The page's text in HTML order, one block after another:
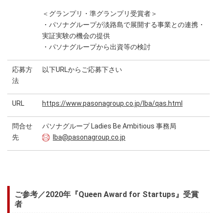
＜グランプリ・準グランプリ受賞者＞
・パソナグループが淡路島で展開する事業との連携・
実証実験の機会の提供
・パソナグループから出資等の検討
応募方
法
以下URLからご応募下さい
URL https://www.pasonagroup.co.jp/lba/qas.html
問合せ
先
パソナグループ Ladies Be Ambitious 事務局
lba@pasonagroup.co.jp
ご参考／2020年『Queen Award for Startups』受賞
者